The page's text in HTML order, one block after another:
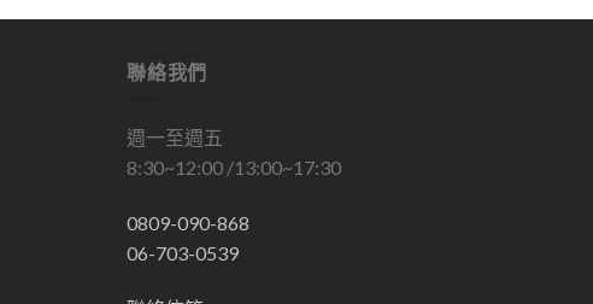
聯絡我們
週一至週五
8:30~12:00 /13:00~17:30
0809-090-868
06-703-0539